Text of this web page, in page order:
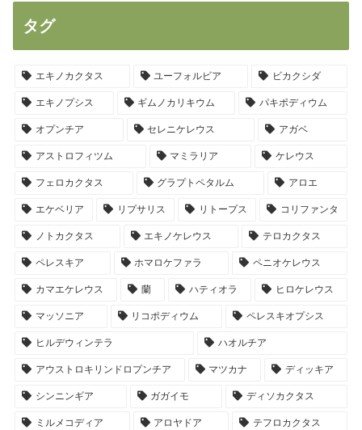
タグ
エキノカクタス ユーフォルビア ビカクシダ
エキノプシス ギムノカリキウム パキポディウム
オプンチア セレニケレウス アガベ
アストロフィツム マミラリア ケレウス
フェロカクタス グラプトペタルム アロエ
エケベリア リプサリス リトープス コリファンタ
ノトカクタス エキノケレウス テロカクタス
ペレスキア ホマロケファラ ペニオケレウス
カマエケレウス 蘭 ハティオラ ヒロケレウス
マッソニア リコポディウム ペレスキオプシス
ヒルデウィンテラ ハオルチア
アウストロキリンドロプンチア マツカナ ディッキア
シンニンギア ガガイモ ディソカクタス
ミルメコディア アロヤドア テフロカクタス